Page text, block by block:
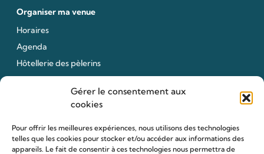
Gérer le consentement aux
cookies
Pour offrir les meilleures expériences, nous utilisons des technologies
telles que les cookies pour stocker et/ou accéder aux informations des
appareils. Le fait de consentir à ces technologies nous permettra de
Organiser ma venue
Horaires
Agenda
Hôtellerie des pèlerins
Organiser ma venue
Anniversaire de mariage
Prier